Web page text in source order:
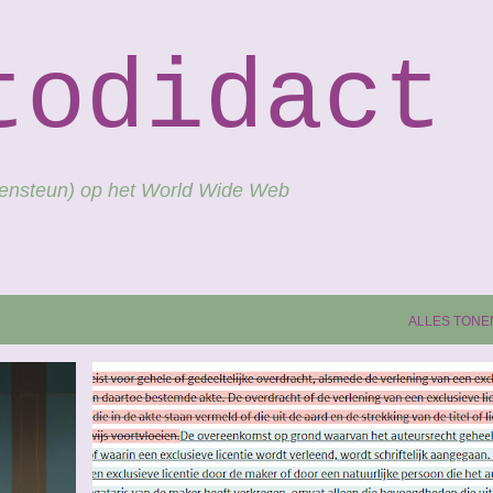
op het World Wide Web
ALLES
AUTEURSWET BUMA DUPHO PICTORIGHT